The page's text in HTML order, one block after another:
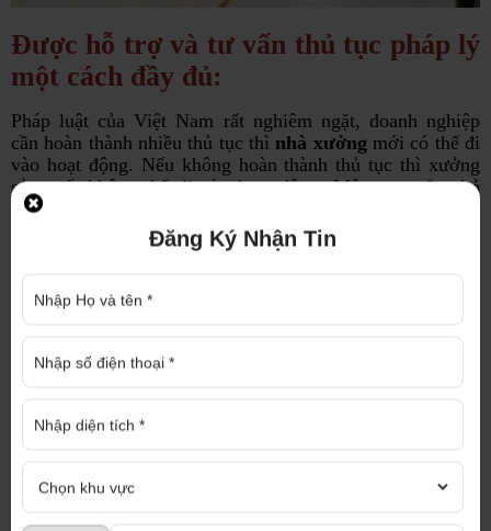
Được hỗ trợ và tư vấn thủ tục pháp lý
một cách đầy đủ:
Pháp luật của Việt Nam rất nghiêm ngặt, doanh nghiệp
cần hoàn thành nhiều thủ tục thì nhà xưởng mới có thể đi
vào hoạt động. Nếu không hoàn thành thủ tục thì xưởng
sản xuất không thể đi vào hoạt động. Một trục trặc nhỏ
khi làm thủ tục cũng sẽ khiến bạn phải tốn nhiều thời gian
để làm lại. Trong khi đó, nếuthuê xưởng sản xuất
sẽ được nhận các hỗ trợ thủ tục từ đơn vị cho thuê. Tiện
Để biết thêm thông tin về nhà xưởng trên hoặc nhà xưởng
pháp lý thủ tục nhà đất, thành lập doanh nghiệp... vui lòng
liên hệ:
CÔNG TY TNHH ĐỊA ỐC CAO PHÁT
Trao niềm tin - Nhận thịnh vượng
Địa chỉ : 1286 Nguyễn Chí Thanh, P. Hiệp An, TP.
Thủ Dầu Một, Bình Dương
Điện thoại : 091 771 97 89 Hotline : 091 771 97 89 (Mr
Trí)
Đăng Ký Nhận Tin